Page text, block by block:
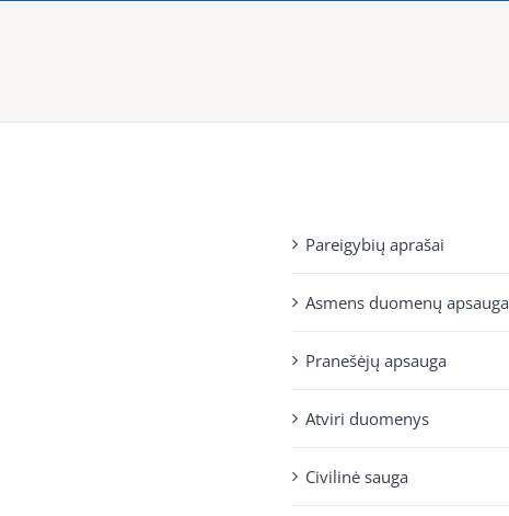
Pareigybių aprašai
Asmens duomenų apsauga
Pranešėjų apsauga
Atviri duomenys
Civilinė sauga